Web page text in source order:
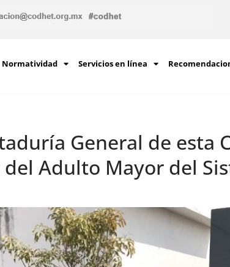
Normatividad Servicios en línea
General de esta
Adulto Mayor del